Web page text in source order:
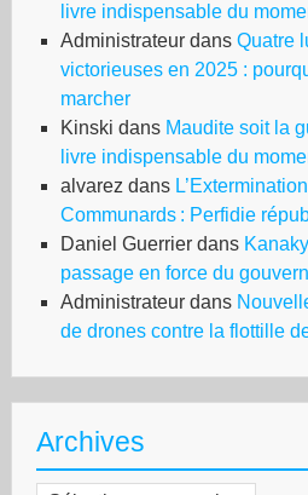
livre indispensable du
Administrateur dans Quatre
victorieuses en 2025 :
marcher
Kinski dans Maudite soit la
livre indispensable du
alvarez dans
Communards : Perfidie
Daniel Guerrier dans
passage en force du
Administrateur dans
de drones contre la flottille
Archives